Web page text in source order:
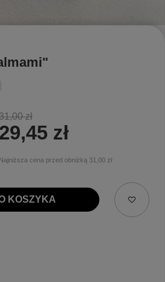
zł
29,45 zł
Najniższa cena przed obniżką 31,00 zł
KOSZYKA